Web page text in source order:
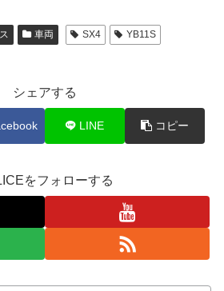
車両 SX4
YB11S
シェアする
LINE コピー
をフォローする